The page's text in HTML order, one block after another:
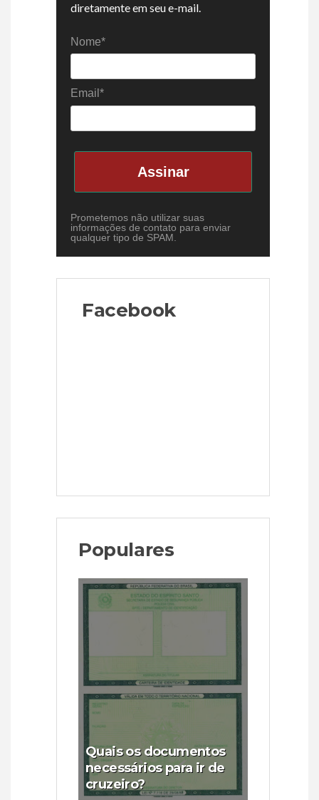
diretamente em seu e-mail.
Nome*
Email*
Assinar
Prometemos não utilizar suas
informações de contato para enviar
qualquer tipo de SPAM.
Facebook
Populares
Quais os documentos
necessários para ir de
cruzeiro?